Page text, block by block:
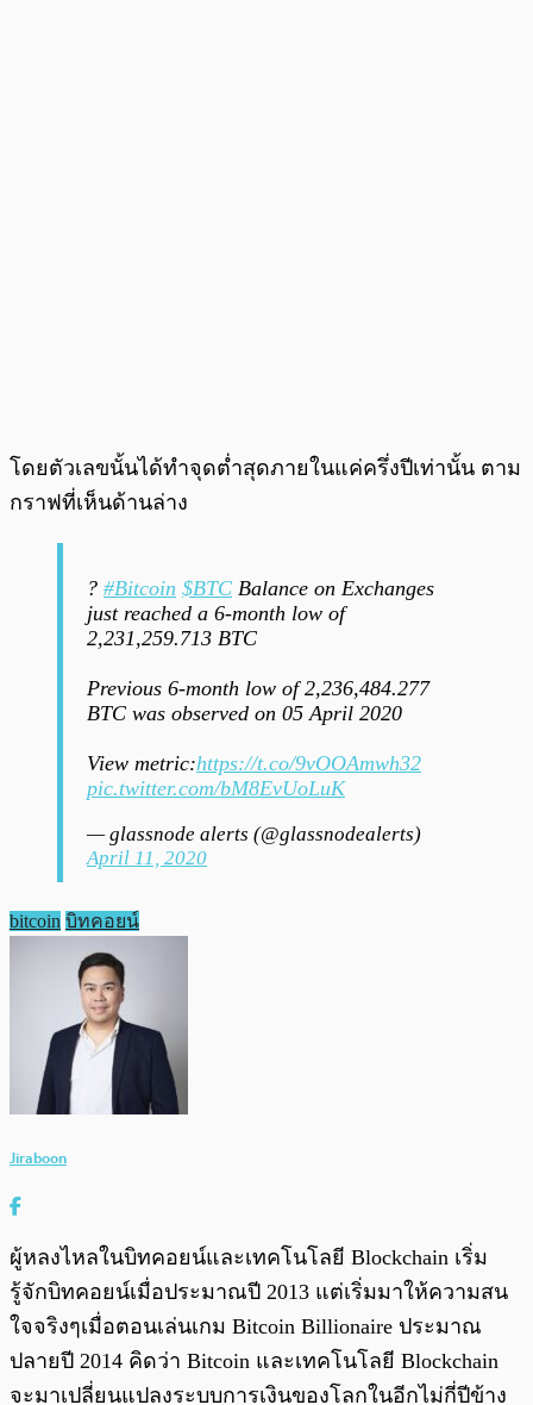
โดยตัวเลขนั้นได้ทำจุดต่ำสุดภายในแค่ครึ่งปีเท่านั้น ตาม
กราฟที่เห็นด้านล่าง
? #Bitcoin $BTC Balance on Exchanges
just reached a 6-month low of
2,231,259.713 BTC
Previous 6-month low of 2,236,484.277
BTC was observed on 05 April 2020
View metric:https://t.co/9vOOAmwh32
pic.twitter.com/bM8EvUoLuK
— glassnode alerts (@glassnodealerts)
April 11, 2020
bitcoin บิทคอยน์
Jiraboon
ผู้หลงไหลในบิทคอยน์และเทคโนโลยี Blockchain เริ่ม
รู้จักบิทคอยน์เมื่อประมาณปี 2013 แต่เริ่มมาให้ความสน
ใจจริงๆเมื่อตอนเล่นเกม Bitcoin Billionaire ประมาณ
ปลายปี 2014 คิดว่า Bitcoin และเทคโนโลยี Blockchain
จะมาเปลี่ยนแปลงระบบการเงินของโลกในอีกไม่กี่ปีข้าง